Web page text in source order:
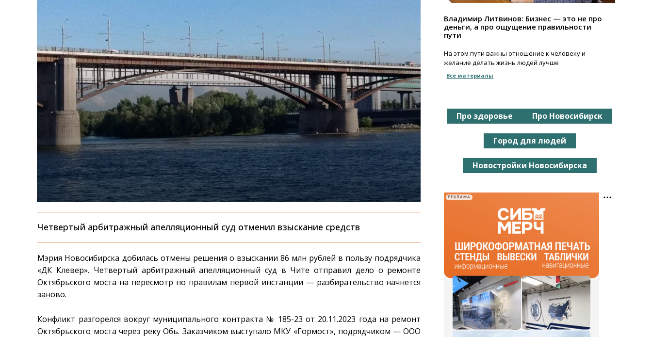
Четвертый арбитражный апелляционный суд отменил взыскание средств
Мэрия Новосибирска добилась отмены решения о взыскании 86 млн рублей в пользу подрядчика
«ДК Клевер». Четвертый арбитражный апелляционный суд в Чите отправил дело о ремонте
Октябрьского моста на пересмотр по правилам первой инстанции — разбирательство начнется
заново.
Конфликт разгорелся вокруг муниципального контракта № 185-23 от 20.11.2023 года на ремонт
Октябрьского моста через реку Обь. Заказчиком выступало МКУ «Гормост», подрядчиком — ООО
Владимир Литвинов: Бизнес — это не про
деньги, а про ощущение правильности
пути
На этом пути важны отношение к человеку и
желание делать жизнь людей лучше
Все материалы
Про здоровье Про Новосибирск
Город для людей
Новостройки Новосибирска
РЕКЛАМА